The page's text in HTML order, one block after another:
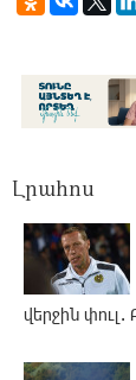
Լրահոս
վերջին փուլ.